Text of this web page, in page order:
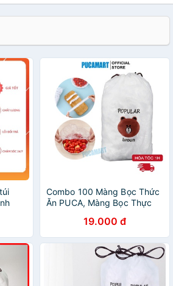
Combo 100 Màng Bọc Thức
Ăn PUCA, Màng Bọc Thực
19.000 đ